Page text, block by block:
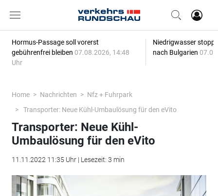
Hormus-Passage soll vorerst
gebührenfrei bleiben 07.08.2026, 14:48
Uhr
Niedrigwasser
nach Bulgarien
Home Nachrichten
Nfz + Fuhrpark
Transporter: Neue Kühl-Umbaulösung für den eVito
Transporter: Neue Kühl-
Umbaulösung für den eVito
11.11.2022 11:35 Uhr | Lesezeit: 3 min